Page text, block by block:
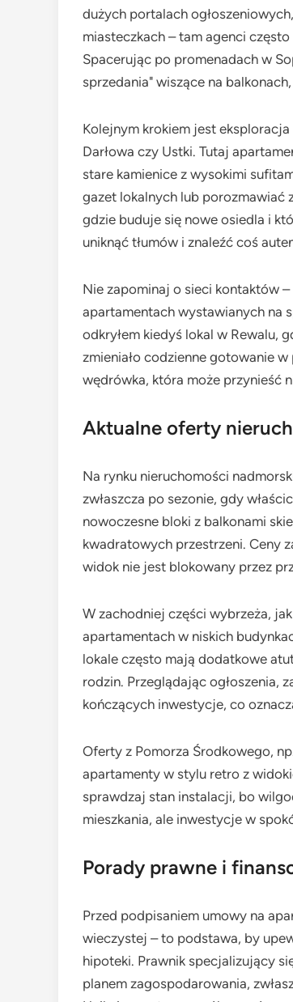
dużych portalach
miasteczkach – tam agenci
Spacerując po promenadach w
sprzedania" wiszące na
Kolejnym krokiem jest
Darłowa czy Ustki. Tutaj
stare kamienice z wysokimi
gazet lokalnych lub porozmawiać
gdzie buduje się nowe osiedla i
uniknąć tłumów i znaleźć coś
Nie zapominaj o sieci kontaktów
apartamentach wystawianych na
odkryłem kiedyś lokal w Rewalu,
zmieniało codzienne gotowanie
wędrówka, która może przynieść
Aktualne oferty
Na rynku nieruchomości
zwłaszcza po sezonie, gdy
nowoczesne bloki z balkonami
kwadratowych przestrzeni. Ceny
widok nie jest blokowany przez
W zachodniej części wybrzeża,
apartamentach w niskich
lokale często mają dodatkowe
rodzin. Przeglądając ogłoszenia,
kończących inwestycje, co
Oferty z Pomorza Środkowego,
apartamenty w stylu retro z
sprawdzaj stan instalacji, bo
mieszkania, ale inwestycje w
Porady prawne i
Przed podpisaniem umowy na
wieczystej – to podstawa, by
hipoteki. Prawnik specjalizujący
planem zagospodarowania,